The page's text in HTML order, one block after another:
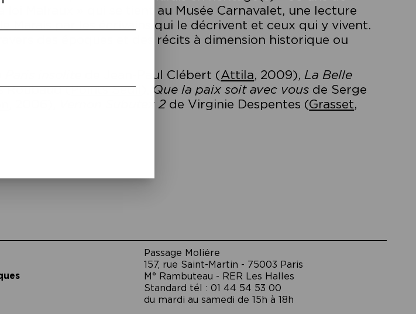
loi Malraux » qui se tient au Musée Carnavalet, une lecture
Marais par les écrivains qui le décrivent et ceux qui y vivent.
des époques et des récits à dimension historique ou
de Jean-Paul Clébert (Attila, 2009),La Belle
Roubaud (Points Seuil Que la paix soit avec vous de Serge
Vernon Subutex 2de Virginie Despentes (Grasset,
Passage Moliėre
157, rue Saint-Martin - 75003 Paris
M° Rambuteau - RER Les Halles
Standard tél : 01 44 54 53 00
du mardi au samedi de 15h à 18h